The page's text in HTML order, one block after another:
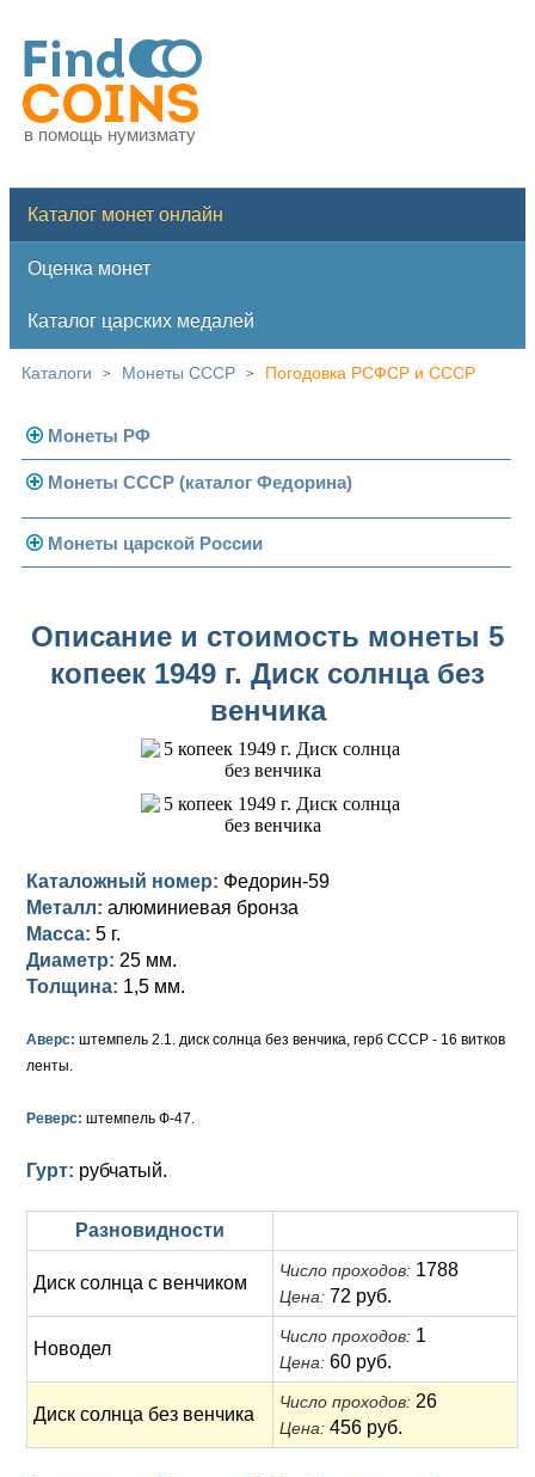
в помощь нумизмату
Каталог монет онлайн
Оценка монет
Каталог царских медалей
Каталоги > Монеты СССР > Погодовка РСФСР и СССР
Монеты РФ
Современная Россия
Монеты 1991-1993 гг.
Монеты СССР (каталог Федорина)
Погодовка СССР
Золотые червонцы
Памятные и юбилейные
Монеты царской России
Золото
Памятные и донативные
Александр III (1881-1894)
Памятные и донативные
Александр II (1855-1881)
Для Финляндии
Памятные и донативные
Николай I (1825-1855)
Медь
Для Грузии
Русско-Польские
Для Польши
Серебро
Медь
Для Грузии
Для Польши
Золото
Серебро
Медь
Екатерина II (1762-1796)
Золото
Серебро
Медь
Для Молдавии и Валахии
Таврические монеты
Петр III (1762)
Елизавета I (1741-1762)
Золото
Медь
Для Пруссии
Ливонезы
Альбертусталер
Иоанн Антонович (1740-1741)
Петр II (1727-1730)
Екатерина I (1725-1727)
Петр I (1682-1725)
Золото
Для Речи Посполитой
Описание и стоимость монеты 5
копеек 1949 г. Диск солнца без
венчика
Каталожный номер: Федорин-59
Металл: алюминиевая бронза
Масса: 5 г.
Диаметр: 25 мм.
Толщина: 1,5 мм.
Аверс: штемпель 2.1. диск солнца без венчика, герб СССР - 16 витков
ленты.
Реверс: штемпель Ф-47.
Гурт: рубчатый.
Разновидности
Диск солнца с венчиком
Число проходов: 1788
Цена: 72 руб.
Новодел
Число проходов: 1
Цена: 60 руб.
Диск солнца без венчика
Число проходов: 26
Цена: 456 руб.